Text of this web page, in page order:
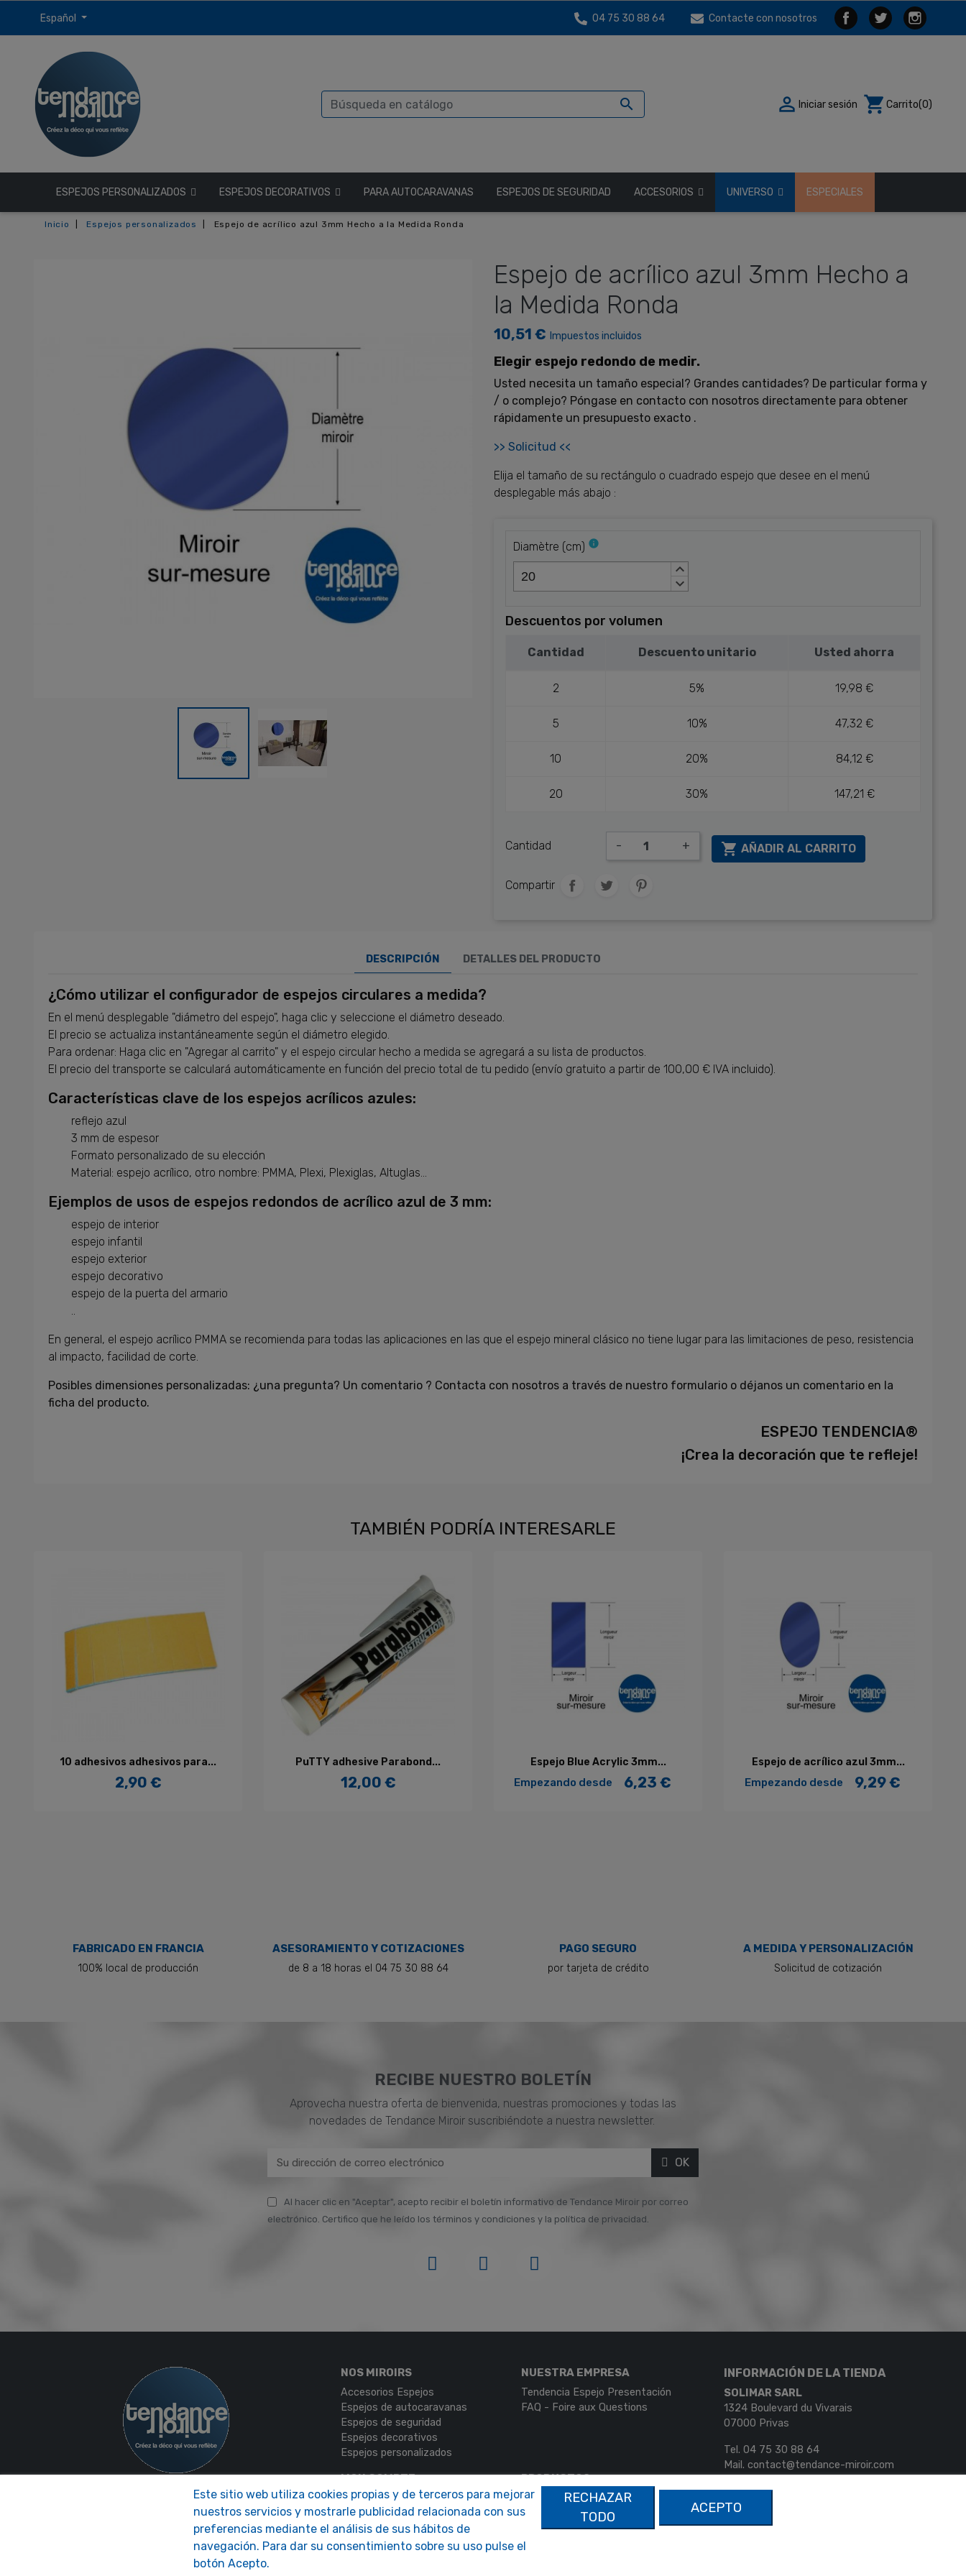
Español 04 75 30 88 64 Contacte con nosotros
  Iniciar sesión shopping_cart Carrito(0)
ESPEJOS PERSONALIZADOS ESPEJOS DECORATIVOS PARA AUTOCARAVANAS ESPEJOS DE SEGURIDAD ACCESORIOS UNIVERSO ESPECIALES
Inicio Espejos personalizados Espejo de acrílico azul 3mm Hecho a la Medida Ronda
Espejo de acrílico azul 3mm Hecho a
la Medida Ronda
10,51 € Impuestos incluidos
Elegir espejo redondo de medir.
Usted necesita un tamaño especial? Grandes cantidades? De particular forma y
/ o complejo? Póngase en contacto con nosotros directamente para obtener
rápidamente un presupuesto exacto .
>> Solicitud <<
Elija el tamaño de su rectángulo o cuadrado espejo que desee en el menú
desplegable más abajo :
Diamètre (cm) info
keyboard_arrow_up
keyboard_arrow_down
Descuentos por volumen
Cantidad Descuento unitario Usted ahorra
2 5% 19,98 €
5 10% 47,32 €
10 20% 84,12 €
20 30% 147,21 €
Cantidad - +  AÑADIR AL CARRITO
Compartir
DESCRIPCIÓN DETALLES DEL PRODUCTO
¿Cómo utilizar el configurador de espejos circulares a medida?
En el menú desplegable "diámetro del espejo", haga clic y seleccione el diámetro deseado.
El precio se actualiza instantáneamente según el diámetro elegido.
Para ordenar: Haga clic en "Agregar al carrito" y el espejo circular hecho a medida se agregará a su lista de productos.
El precio del transporte se calculará automáticamente en función del precio total de tu pedido (envío gratuito a partir de 100,00 € IVA incluido).
Características clave de los espejos acrílicos azules:
reflejo azul
3 mm de espesor
Formato personalizado de su elección
Material: espejo acrílico, otro nombre: PMMA, Plexi, Plexiglas, Altuglas...
Ejemplos de usos de espejos redondos de acrílico azul de 3 mm:
espejo de interior
espejo infantil
espejo exterior
espejo decorativo
espejo de la puerta del armario
..
En general, el espejo acrílico PMMA se recomienda para todas las aplicaciones en las que el espejo mineral clásico no tiene lugar para las limitaciones de peso, resistencia
al impacto, facilidad de corte.
Posibles dimensiones personalizadas: ¿una pregunta? Un comentario ? Contacta con nosotros a través de nuestro formulario o déjanos un comentario en la
ficha del producto.
ESPEJO TENDENCIA®
¡Crea la decoración que te refleje!
TAMBIÉN PODRÍA INTERESARLE
AÑADIR AL CARRITO
10 adhesivos adhesivos para...
Precio
2,90 €
AÑADIR AL CARRITO
PuTTY adhesive Parabond...
Precio
12,00 €
AÑADIR AL CARRITO
Espejo Blue Acrylic 3mm...
Empezando desdePrecio6,23 €
AÑADIR AL CARRITO
Espejo de acrílico azul 3mm...
Empezando desdePrecio9,29 €
FABRICADO EN FRANCIA
100% local de producción
ASESORAMIENTO Y COTIZACIONES
de 8 a 18 horas el 04 75 30 88 64
PAGO SEGURO
por tarjeta de crédito
A MEDIDA Y PERSONALIZACIÓN
Solicitud de cotización
RECIBE NUESTRO BOLETÍN
Aprovecha nuestra oferta de bienvenida, nuestras promociones y todas las
novedades de Tendance Miroir suscribiéndote a nuestra newsletter.
OK
Al hacer clic en "Aceptar", acepto recibir el boletín informativo de Tendance Miroir por correo
electrónico. Certifico que he leído los términos y condiciones y la política de privacidad.
NOS MIROIRS
Accesorios Espejos
Espejos de autocaravanas
Espejos de seguridad
Espejos decorativos
Espejos personalizados
NUESTRA EMPRESA
Tendencia Espejo Presentación
FAQ - Foire aux Questions
MON COMPTE
Autenticación
Mi Cuenta
PRODUCTOS
Contáctenos
INFORMACIÓN DE LA TIENDA
SOLIMAR SARL
1324 Boulevard du Vivarais
07000 Privas
Tel. 04 75 30 88 64
Mail. contact@tendance-miroir.com
Este sitio web utiliza cookies propias y de terceros para mejorar
nuestros servicios y mostrarle publicidad relacionada con sus
preferencias mediante el análisis de sus hábitos de
navegación. Para dar su consentimiento sobre su uso pulse el
botón Acepto.
RECHAZAR
TODO
ACEPTO